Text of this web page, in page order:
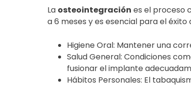
La osteointegración es el proceso
a 6 meses y es esencial para el
Higiene Oral: Mantener una
Salud General: Condiciones
fusionar el implante
Hábitos Personales: El